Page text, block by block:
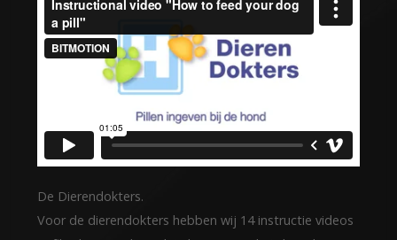
De Dierendokters.
Voor de dierendokters hebben wij 14 instructie videos